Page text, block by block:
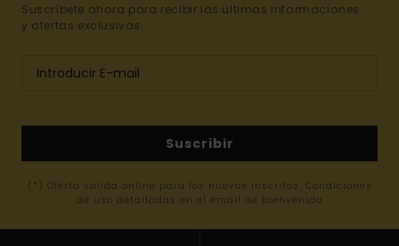
Suscríbete ahora para recibir las ultimas informaciones
y ofertas exclusivas.
Suscribir
(*) Oferta valida online para los nuevos inscritos. Condiciones
de uso detalladas en el email de bienvenida